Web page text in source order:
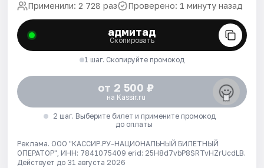
Применили: 2 728 раз Проверено: 1 минуту назад
адмитад
Скопировать
1 шаг. Скопируйте промокод
от 2 500 ₽
на Kassir.ru
2 шаг. Выберите билет и примените промокод
до оплаты
Реклама. ООО "КАССИР.РУ-НАЦИОНАЛЬНЫЙ БИЛЕТНЫЙ
ОПЕРАТОР", ИНН: 7841075409 erid: 25H8d7vbP8SRTvHZrUcdLB.
Действует до 31 августа 2026